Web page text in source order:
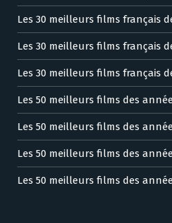
Les 30 meilleurs films français
Les 30 meilleurs films français
Les 30 meilleurs films français
Les 50 meilleurs films des
Les 50 meilleurs films des
Les 50 meilleurs films des
Les 50 meilleurs films des